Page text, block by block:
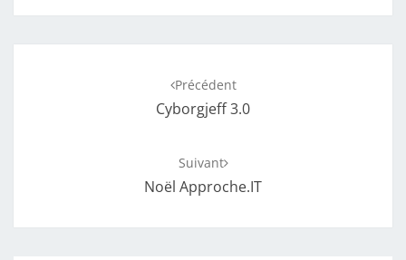
Précédent
Cyborgjeff 3.0
Suivant
Noël Approche.IT